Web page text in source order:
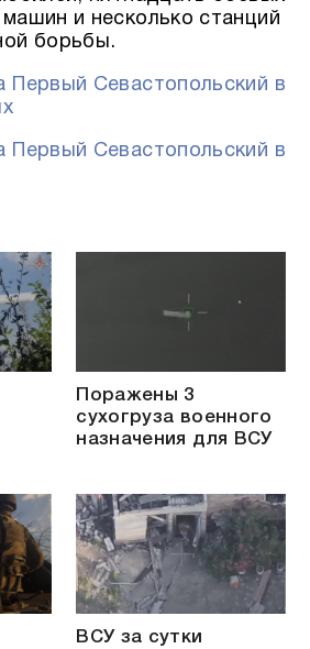
и несколько станций
борьбы.
Первый Севастопольский в
Первый Севастопольский в
Поражены 3
сухогруза военного
назначения для ВСУ
ВСУ за сутки